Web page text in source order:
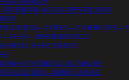
QUEMAR-AGUA DESTILADA
- LINEA - CARRETES -
- TELF - INFORMATICA
ELECTRICO
Y ENROLLACABLES
- MINI CANAL